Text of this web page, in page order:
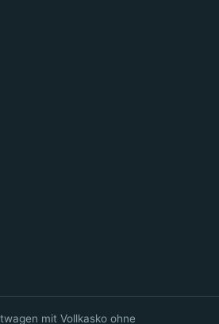
mit Vollkasko ohne